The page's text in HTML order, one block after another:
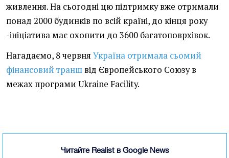
живлення. На сьогодні цю підтримку вже отримали
понад 2000 будинків по всій країні, до кінця року
-ініціатива має охопити до 3600 багатоповрхівок.
Нагадаємо, 8 червня Україна отримала сьомий
фінансовий транш від Європейського Союзу в
межах програми Ukraine Facility.
Читайте Realist в Google News